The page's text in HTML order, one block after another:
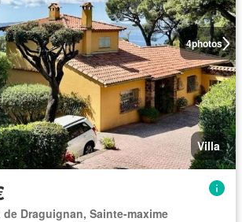
4photos
Villa
Draguignan, Sainte-maxime